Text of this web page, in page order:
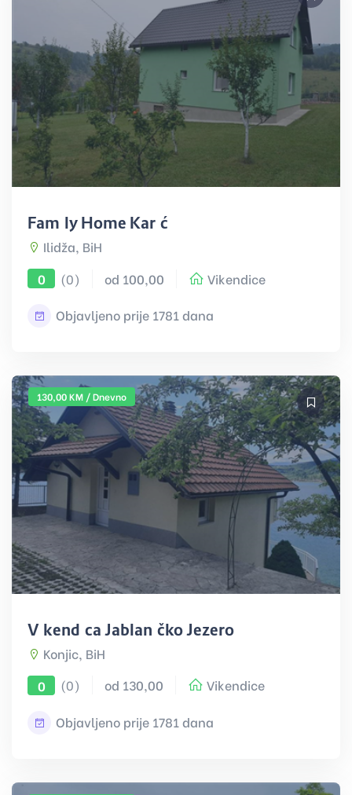
Family Home Karić
Ilidža, BiH
0
(0) od 100,00 Vikendice
Objavljeno prije 1781 dana
130,00 KM / Dnevno
Vikendica Jablaničko Jezero
Konjic, BiH
0
(0) od 130,00 Vikendice
Objavljeno prije 1781 dana